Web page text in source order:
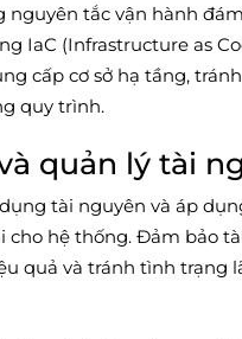
nguyên tắc vận hành
IaC (Infrastructure as
cấp cơ sở hạ tầng,
quy trình.
quản lý tài
tài nguyên và áp
cho hệ thống. Đảm bảo
quả và tránh tình trạng